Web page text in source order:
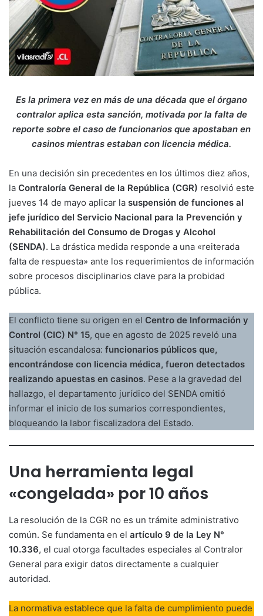
Es la primera vez en más de una década que el órgano
contralor aplica esta sanción, motivada por la falta de
reporte sobre el caso de funcionarios que apostaban en
casinos mientras estaban con licencia médica.
En una decisión sin precedentes en los últimos diez años,
la Contraloría General de la República (CGR) resolvió este
jueves 14 de mayo aplicar la suspensión de funciones al
jefe jurídico del Servicio Nacional para la Prevención y
Rehabilitación del Consumo de Drogas y Alcohol
(SENDA). La drástica medida responde a una «reiterada
falta de respuesta» ante los requerimientos de información
sobre procesos disciplinarios clave para la probidad
pública.
El conflicto tiene su origen en el Centro de Información y
Control (CIC) N° 15, que en agosto de 2025 reveló una
situación escandalosa: funcionarios públicos que,
encontrándose con licencia médica, fueron detectados
realizando apuestas en casinos. Pese a la gravedad del
hallazgo, el departamento jurídico del SENDA omitió
informar el inicio de los sumarios correspondientes,
bloqueando la labor fiscalizadora del Estado.
Una herramienta legal
«congelada» por 10 años
La resolución de la CGR no es un trámite administrativo
común. Se fundamenta en el artículo 9 de la Ley N°
10.336, el cual otorga facultades especiales al Contralor
General para exigir datos directamente a cualquier
autoridad.
La normativa establece que la falta de cumplimiento puede